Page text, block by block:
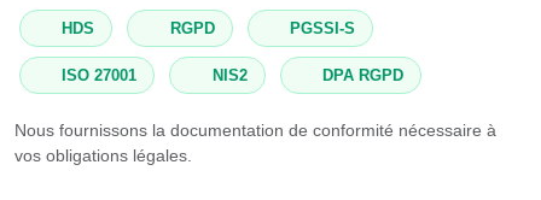
HDS RGPD PGSSI-S
ISO 27001 NIS2 DPA RGPD
Nous fournissons la documentation de conformité nécessaire à
vos obligations légales.